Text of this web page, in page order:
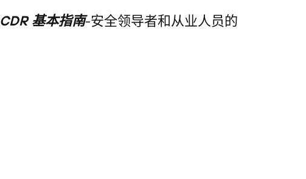
CDR 基本指南-安全领导者和从业人员的